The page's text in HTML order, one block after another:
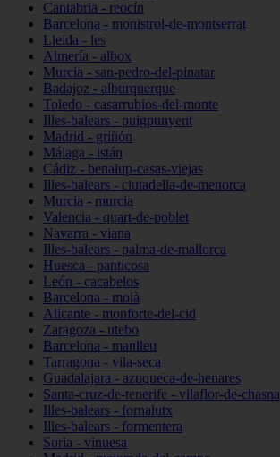
Cantabria - reocín
Barcelona - monistrol-de-montserrat
Lleida - les
Almería - albox
Murcia - san-pedro-del-pinatar
Badajoz - alburquerque
Toledo - casarrubios-del-monte
Illes-balears - puigpunyent
Madrid - griñón
Málaga - istán
Cádiz - benalup-casas-viejas
Illes-balears - ciutadella-de-menorca
Murcia - murcia
Valencia - quart-de-poblet
Navarra - viana
Illes-balears - palma-de-mallorca
Huesca - panticosa
León - cacabelos
Barcelona - moià
Alicante - monforte-del-cid
Zaragoza - utebo
Barcelona - manlleu
Tarragona - vila-seca
Guadalajara - azuqueca-de-henares
Santa-cruz-de-tenerife - vilaflor-de-chasna
Illes-balears - fornalutx
Illes-balears - formentera
Soria - vinuesa